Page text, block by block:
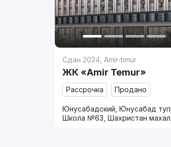
Сдан 2024 ,Amir-timur
ЖК «Amir Temur»
Рассрочка Продано
Юнусабадский, Юнусабад
Школа №63, Шахристан